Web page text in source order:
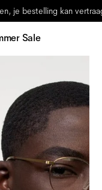
je bestelling kan
Sale